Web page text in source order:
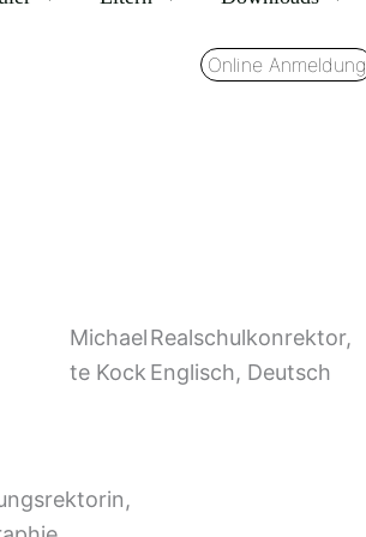
Online Anmeldung
Michael
te Kock
Realschulkonrektor,
Englisch, Deutsch